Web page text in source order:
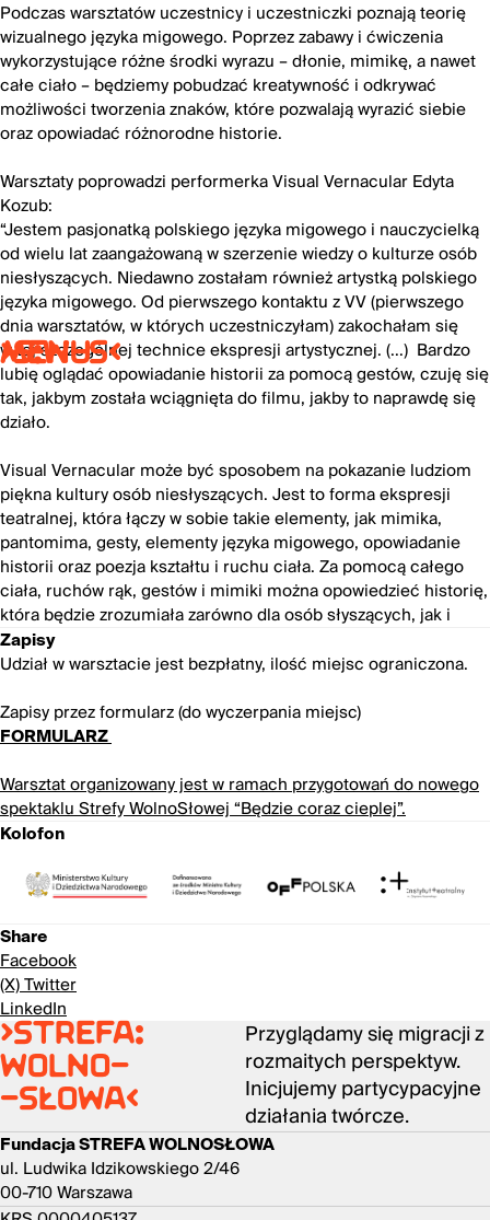
>S:W-S<
MENU
Podczas warsztatów uczestnicy i uczestniczki poznają teorię
wizualnego języka migowego. Poprzez zabawy i ćwiczenia
wykorzystujące różne środki wyrazu – dłonie, mimikę, a nawet
całe ciało – będziemy pobudzać kreatywność i odkrywać
możliwości tworzenia znaków, które pozwalają wyrazić siebie
oraz opowiadać różnorodne historie.
Warsztaty poprowadzi performerka Visual Vernacular Edyta
Kozub:
“Jestem pasjonatką polskiego języka migowego i nauczycielką
od wielu lat zaangażowaną w szerzenie wiedzy o kulturze osób
niesłyszących. Niedawno zostałam również artystką polskiego
języka migowego. Od pierwszego kontaktu z VV (pierwszego
dnia warsztatów, w których uczestniczyłam) zakochałam się
w tej szczególnej technice ekspresji artystycznej. (...) Bardzo
lubię oglądać opowiadanie historii za pomocą gestów, czuję się
tak, jakbym została wciągnięta do filmu, jakby to naprawdę się
działo.
Visual Vernacular może być sposobem na pokazanie ludziom
piękna kultury osób niesłyszących. Jest to forma ekspresji
teatralnej, która łączy w sobie takie elementy, jak mimika,
pantomima, gesty, elementy języka migowego, opowiadanie
historii oraz poezja kształtu i ruchu ciała. Za pomocą całego
ciała, ruchów rąk, gestów i mimiki można opowiedzieć historię,
która będzie zrozumiała zarówno dla osób słyszących, jak i
Zapisy
Udział w warsztacie jest bezpłatny, ilość miejsc ograniczona.
Zapisy przez formularz (do wyczerpania miejsc)
FORMULARZ
Warsztat organizowany jest w ramach przygotowań do nowego
spektaklu Strefy WolnoSłowej “Będzie coraz cieplej”.
Kolofon
Share
Facebook
(X) Twitter
LinkedIn
>strefa:
wolno-
-słowa<
Przyglądamy się migracji z
rozmaitych perspektyw.
Inicjujemy partycypacyjne
działania twórcze.
Fundacja STREFA WOLNOSŁOWA
ul. Ludwika Idzikowskiego 2/46
00-710 Warszawa